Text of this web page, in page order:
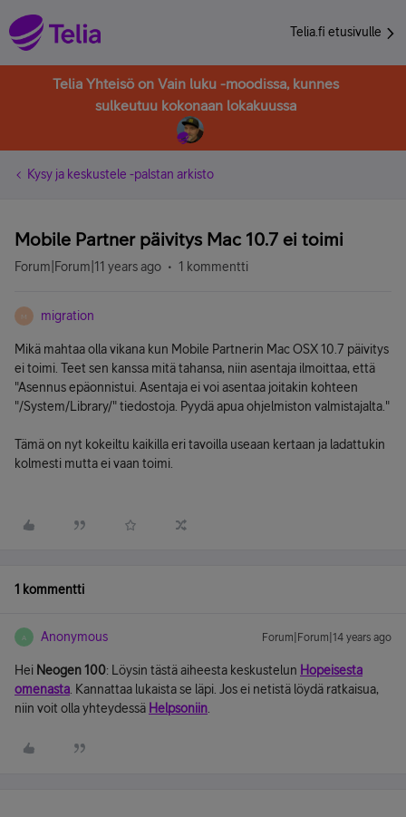
Telia.fi etusivulle
Telia Yhteisö on Vain luku -moodissa, kunnes
sulkeutuu kokonaan lokakuussa
Kysy ja keskustele -palstan arkisto
Mobile Partner päivitys Mac 10.7 ei toimi
Forum|Forum|11 years ago 1 kommentti
M migration
Mikä mahtaa olla vikana kun Mobile Partnerin Mac OSX 10.7 päivitys
ei toimi. Teet sen kanssa mitä tahansa, niin asentaja ilmoittaa, että
"Asennus epäonnistui. Asentaja ei voi asentaa joitakin kohteen
"/System/Library/" tiedostoja. Pyydä apua ohjelmiston valmistajalta."
Tämä on nyt kokeiltu kaikilla eri tavoilla useaan kertaan ja ladattukin
kolmesti mutta ei vaan toimi.
1 kommentti
A Anonymous Forum|Forum|14 years ago
Hei Neogen 100: Löysin tästä aiheesta keskustelun Hopeisesta
omenasta . Kannattaa lukaista se läpi. Jos ei netistä löydä ratkaisua,
niin voit olla yhteydessä Helpsoniin